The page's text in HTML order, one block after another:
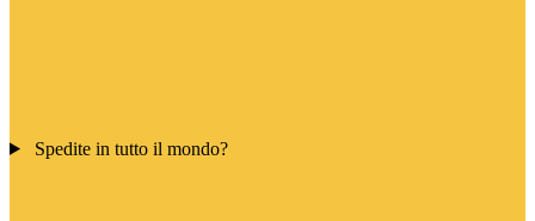
Spedite in tutto il mondo?